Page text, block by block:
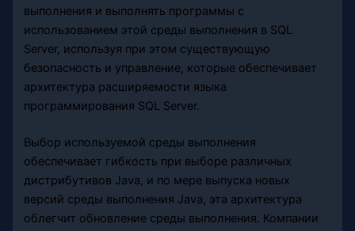
выполнения и выполнять программы с
использованием этой среды выполнения в SQL
Server, используя при этом существующую
безопасность и управление, которые обеспечивает
архитектура расширяемости языка
программирования SQL Server.
Выбор используемой среды выполнения
обеспечивает гибкость при выборе различных
дистрибутивов Java, и по мере выпуска новых
версий среды выполнения Java, эта архитектура
облегчит обновление среды выполнения. Компании